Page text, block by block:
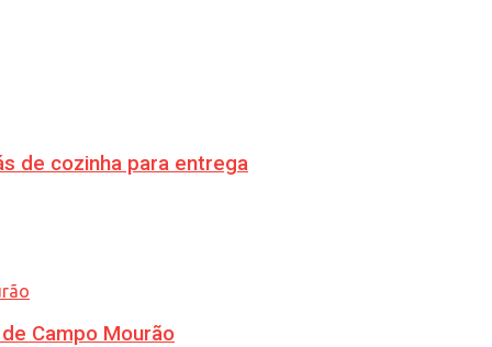
de cozinha para entrega
Campo Mourão